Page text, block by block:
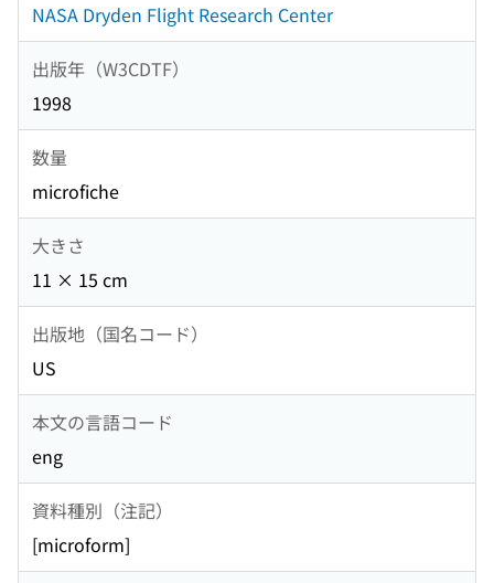
NASA Dryden Flight Research Center
出版年（W3CDTF）
1998
数量
microfiche
大きさ
11 × 15 cm
出版地（国名コード）
US
本文の言語コード
eng
資料種別（注記）
[microform]